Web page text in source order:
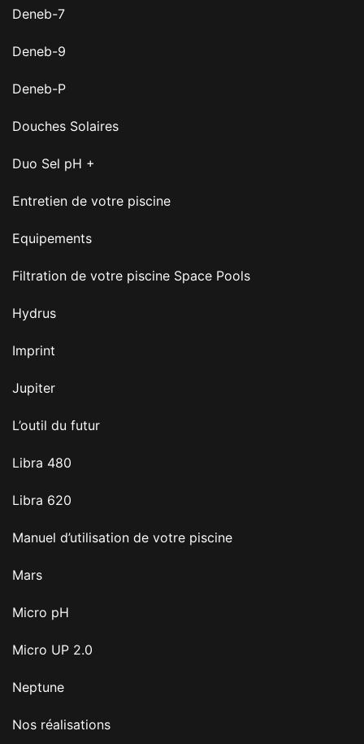
Deneb-7
Deneb-9
Deneb-P
Douches Solaires
Duo Sel pH +
Entretien de votre piscine
Equipements
Filtration de votre piscine Space Pools
Hydrus
Imprint
Jupiter
L’outil du futur
Libra 480
Libra 620
Manuel d’utilisation de votre piscine
Mars
Micro pH
Micro UP 2.0
Neptune
Nos réalisations